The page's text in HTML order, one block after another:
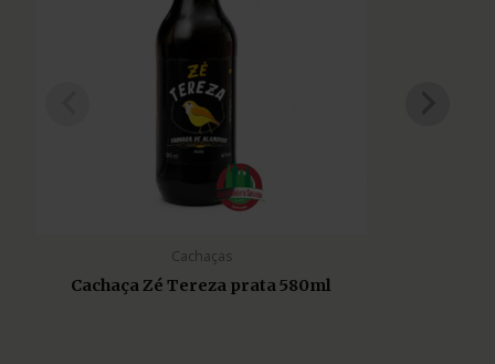
Cachaças
Cachaça Zé Tereza prata 580ml